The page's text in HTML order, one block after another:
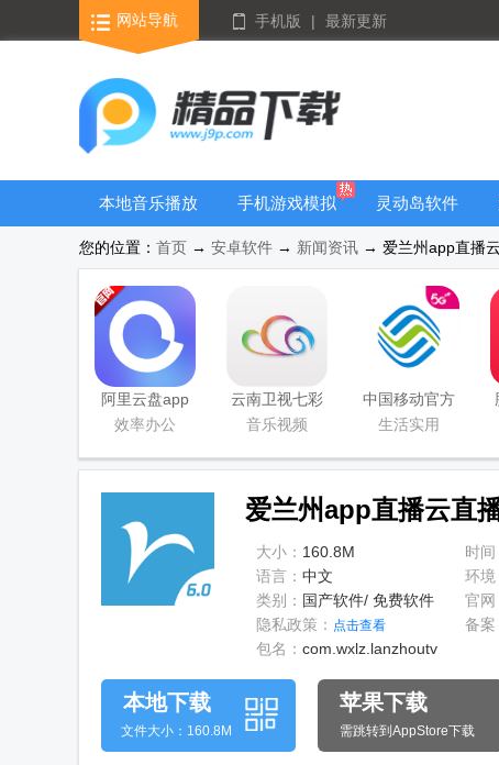
网站导航 手机版 | 最新更新
本地音乐播放
手机游戏模拟
器安卓版合集
灵动岛软件
您的位置： 首页 → 安卓软件 → 新闻资讯 → 爱兰州app直播
阿里云盘app
官方版
效率办公
云南卫视七彩
云端app
音乐视频
中国移动官方
营业厅
生活实用
爱兰州app直播云直
大小： 160.8M 时间
语言： 中文 环境
类别： 国产软件/ 免费软件 官网
隐私政策： 点击查看 备案
包名： com.wxlz.lanzhoutv
本地下载
文件大小：160.8M
苹果下载
需跳转到AppStore下载